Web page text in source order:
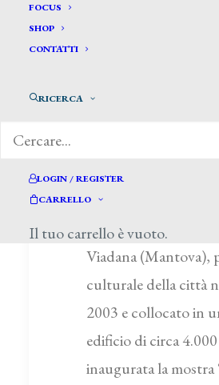
FOCUS
SHOP
CONTATTI
RICERCA
LOGIN / REGISTER
CARRELLO
Il tuo carrello è vuoto.
crescere l'Italia
Venerdì 13 marzo nella
Galleria d’arte
Contemporanea del
Viadana (Mantova),
culturale della città
2003 e collocato in
edificio di circa
inaugurata la